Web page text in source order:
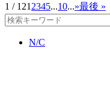
1 / 121 2345...10...»最後 »
N/C